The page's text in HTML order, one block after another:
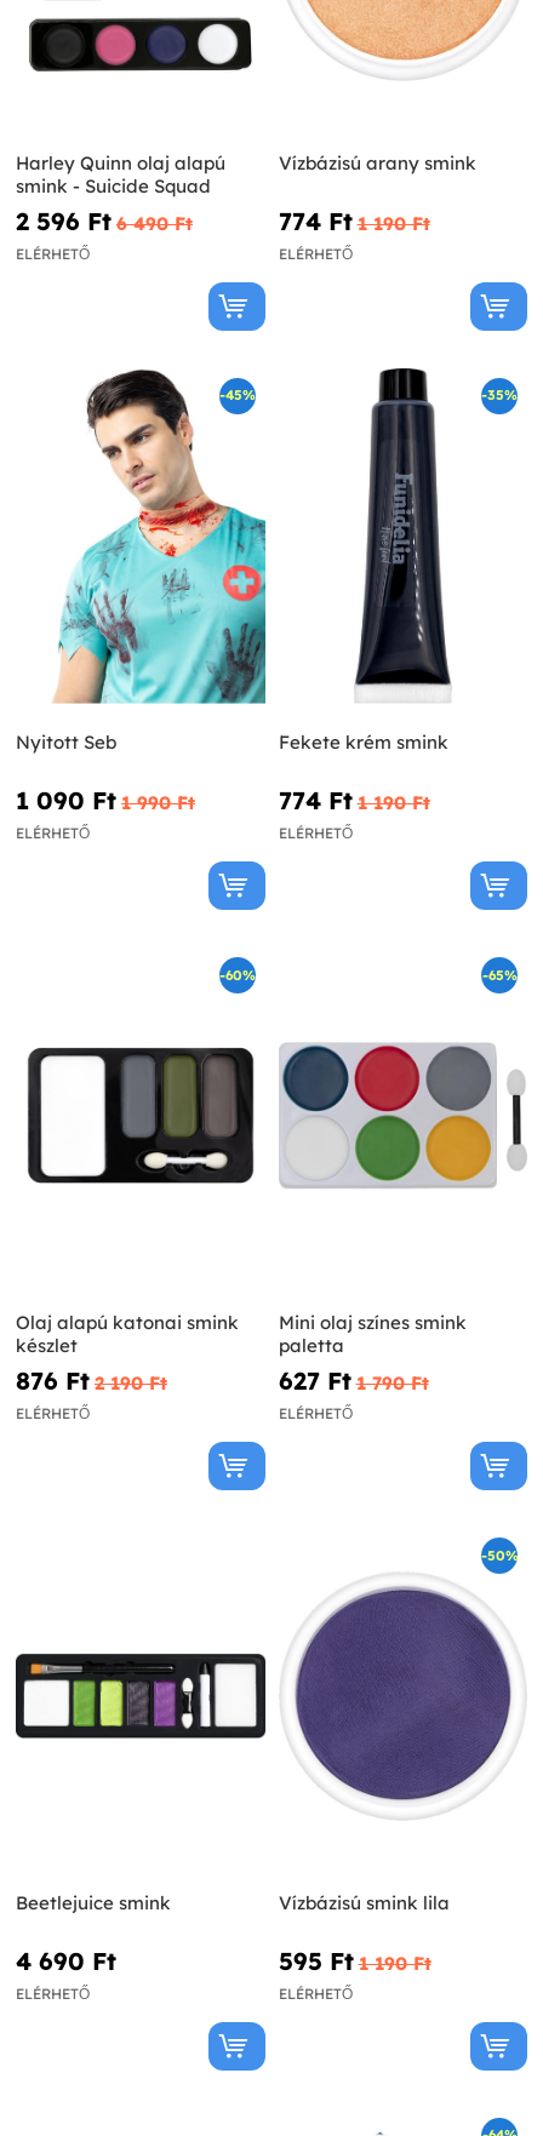
Harley Quinn olaj alapú
smink - Suicide Squad
2 596 Ft‎ 6 490 Ft‎
ELÉRHETŐ
Vízbázisú arany smink
774 Ft‎ 1 190 Ft‎
ELÉRHETŐ
-45%
Nyitott Seb
1 090 Ft‎ 1 990 Ft‎
ELÉRHETŐ
-35%
Fekete krém smink
774 Ft‎ 1 190 Ft‎
ELÉRHETŐ
-60%
Olaj alapú katonai smink
készlet
876 Ft‎ 2 190 Ft‎
ELÉRHETŐ
-65%
Mini olaj színes smink
paletta
627 Ft‎ 1 790 Ft‎
ELÉRHETŐ
Beetlejuice smink
4 690 Ft‎
ELÉRHETŐ
-50%
Vízbázisú smink lila
595 Ft‎ 1 190 Ft‎
ELÉRHETŐ